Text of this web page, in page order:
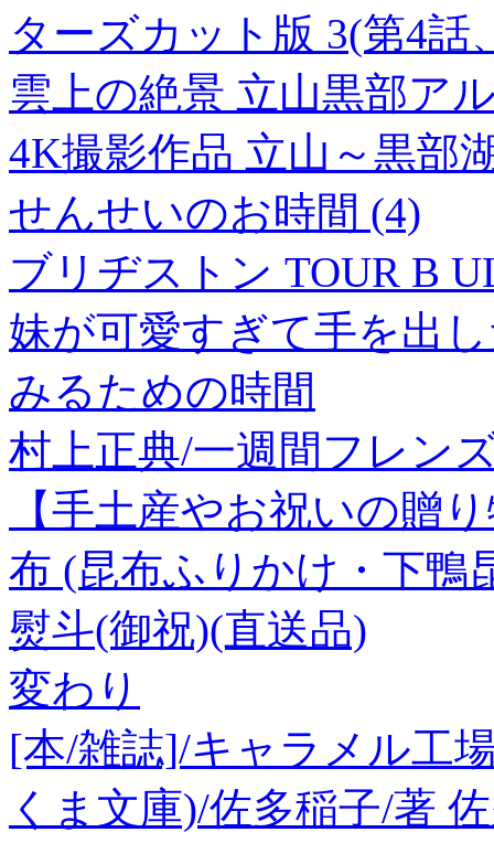
ターズカット版 3(第4話
雲上の絶景 立山黒部ア
4K撮影作品 立山～黒部
せんせいのお時間 (4)
ブリヂストン TOUR B
妹が可愛すぎて手を出
みるための時間
村上正典/一週間フレン
【手土産やお祝いの贈
布 (昆布ふりかけ・下鴨
熨斗(御祝)(直送品)
変わり
[本/雑誌]/キャラメル工
くま文庫)/佐多稲子/著